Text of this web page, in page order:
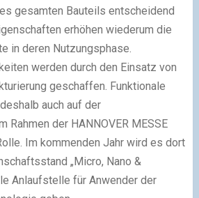
gesamten Bauteils entscheidend
erhöhen wiederum die
in deren Nutzungsphase.
werden durch den Einsatz von
geschaffen. Funktionale
auch auf der
Rahmen der HANNOVER MESSE
Im kommenden Jahr wird es dort
„Micro, Nano &
Anlaufstelle für Anwender der